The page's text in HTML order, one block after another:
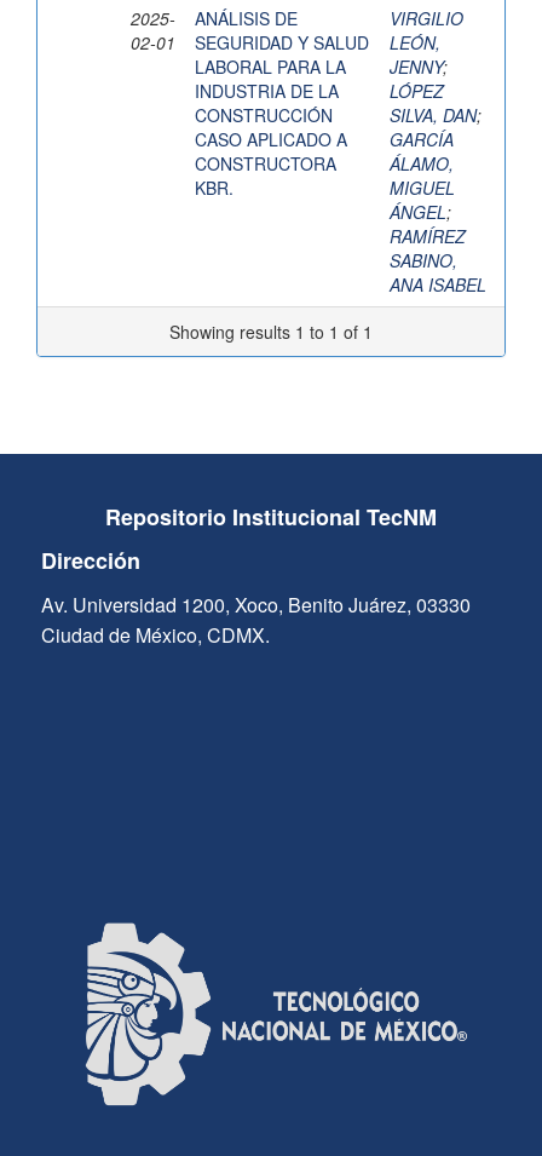
2025-
02-01
ANÁLISIS DE
SEGURIDAD Y SALUD
LABORAL PARA LA
INDUSTRIA DE LA
CONSTRUCCIÓN
CASO APLICADO A
CONSTRUCTORA
KBR.
VIRGILIO
LEÓN,
JENNY;
LÓPEZ
SILVA, DAN;
GARCÍA
ÁLAMO,
MIGUEL
ÁNGEL;
RAMÍREZ
SABINO,
ANA ISABEL
Showing results 1 to 1 of 1
Repositorio Institucional TecNM
Dirección
Av. Universidad 1200, Xoco, Benito Juárez, 03330
Ciudad de México, CDMX.